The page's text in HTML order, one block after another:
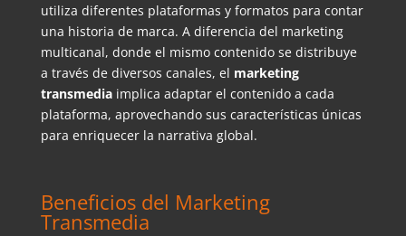
utiliza diferentes plataformas y formatos para contar
una historia de marca. A diferencia del marketing
multicanal, donde el mismo contenido se distribuye
a través de diversos canales, el marketing
transmediaimplica adaptar el contenido a cada
plataforma, aprovechando sus características únicas
para enriquecer la narrativa global.
Beneficios del Marketing
Transmedia